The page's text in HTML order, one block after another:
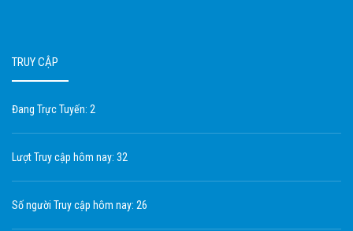
TRUY CẬP
Đang Trực Tuyến: 2
Lượt Truy cập hôm nay: 32
Số người Truy cập hôm nay: 26